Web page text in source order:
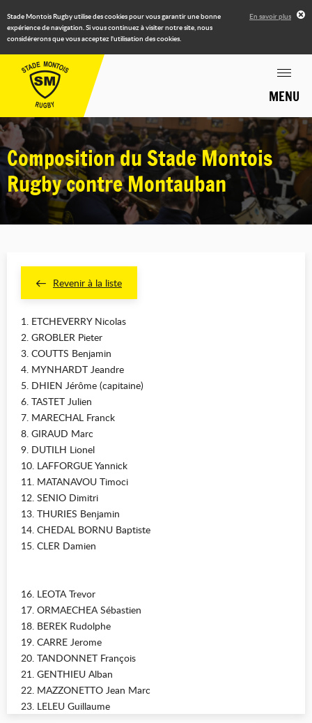
Stade Montois Rugby utilise des cookies pour vous garantir une bonne
expérience de navigation. Si vous continuez à visiter notre site, nous
considérerons que vous acceptez l'utilisation des cookies.
En savoir plus
MENU
Composition du Stade Montois
Rugby contre Montauban
Revenir à la liste
1. ETCHEVERRY Nicolas
2. GROBLER Pieter
3. COUTTS Benjamin
4. MYNHARDT Jeandre
5. DHIEN Jérôme (capitaine)
6. TASTET Julien
7. MARECHAL Franck
8. GIRAUD Marc
9. DUTILH Lionel
10. LAFFORGUE Yannick
11. MATANAVOU Timoci
12. SENIO Dimitri
13. THURIES Benjamin
14. CHEDAL BORNU Baptiste
15. CLER Damien
16. LEOTA Trevor
17. ORMAECHEA Sébastien
18. BEREK Rudolphe
19. CARRE Jerome
20. TANDONNET François
21. GENTHIEU Alban
22. MAZZONETTO Jean Marc
23. LELEU Guillaume